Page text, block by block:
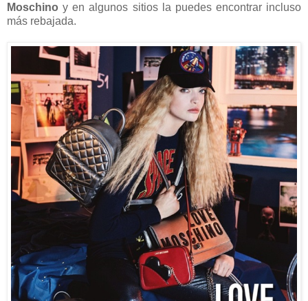
Moschinoy en algunos sitios la puedes encontrar incluso
más rebajada.